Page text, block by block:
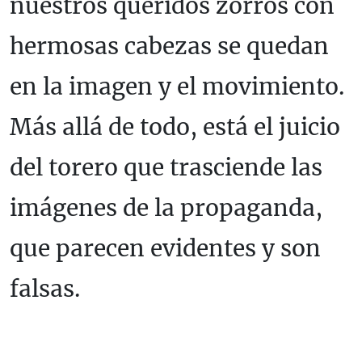
hermosas cabezas se quedan
en la imagen y el movimiento.
Más allá de todo, está el juicio
del torero que trasciende las
imágenes de la propaganda,
que parecen evidentes y son
falsas.